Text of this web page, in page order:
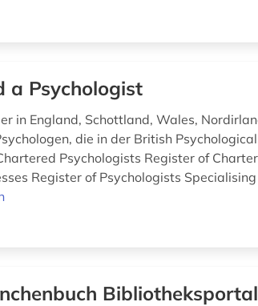
a Psychologist
in England, Schottland, Wales,
die in der British
Psychologists Register of
Register of Psychologists
Bibliotheksportal